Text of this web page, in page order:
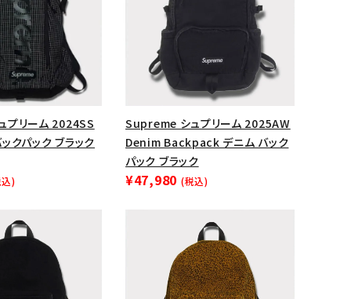
ドから探す
プリーム 2024SS
クパック ブラック
)
Supreme シュプリーム 2025AW
Denim Backpack デニム バック
パック ブラック
¥47,980 (税込)